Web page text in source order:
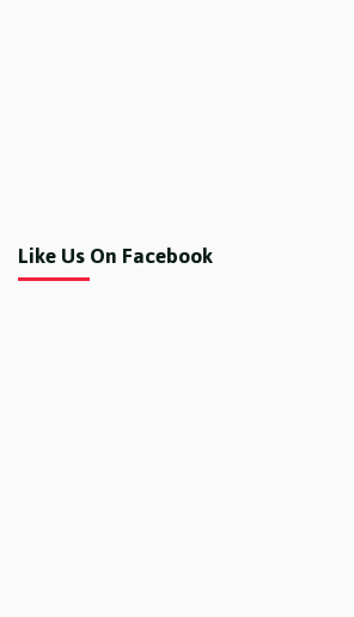
Like Us On Facebook